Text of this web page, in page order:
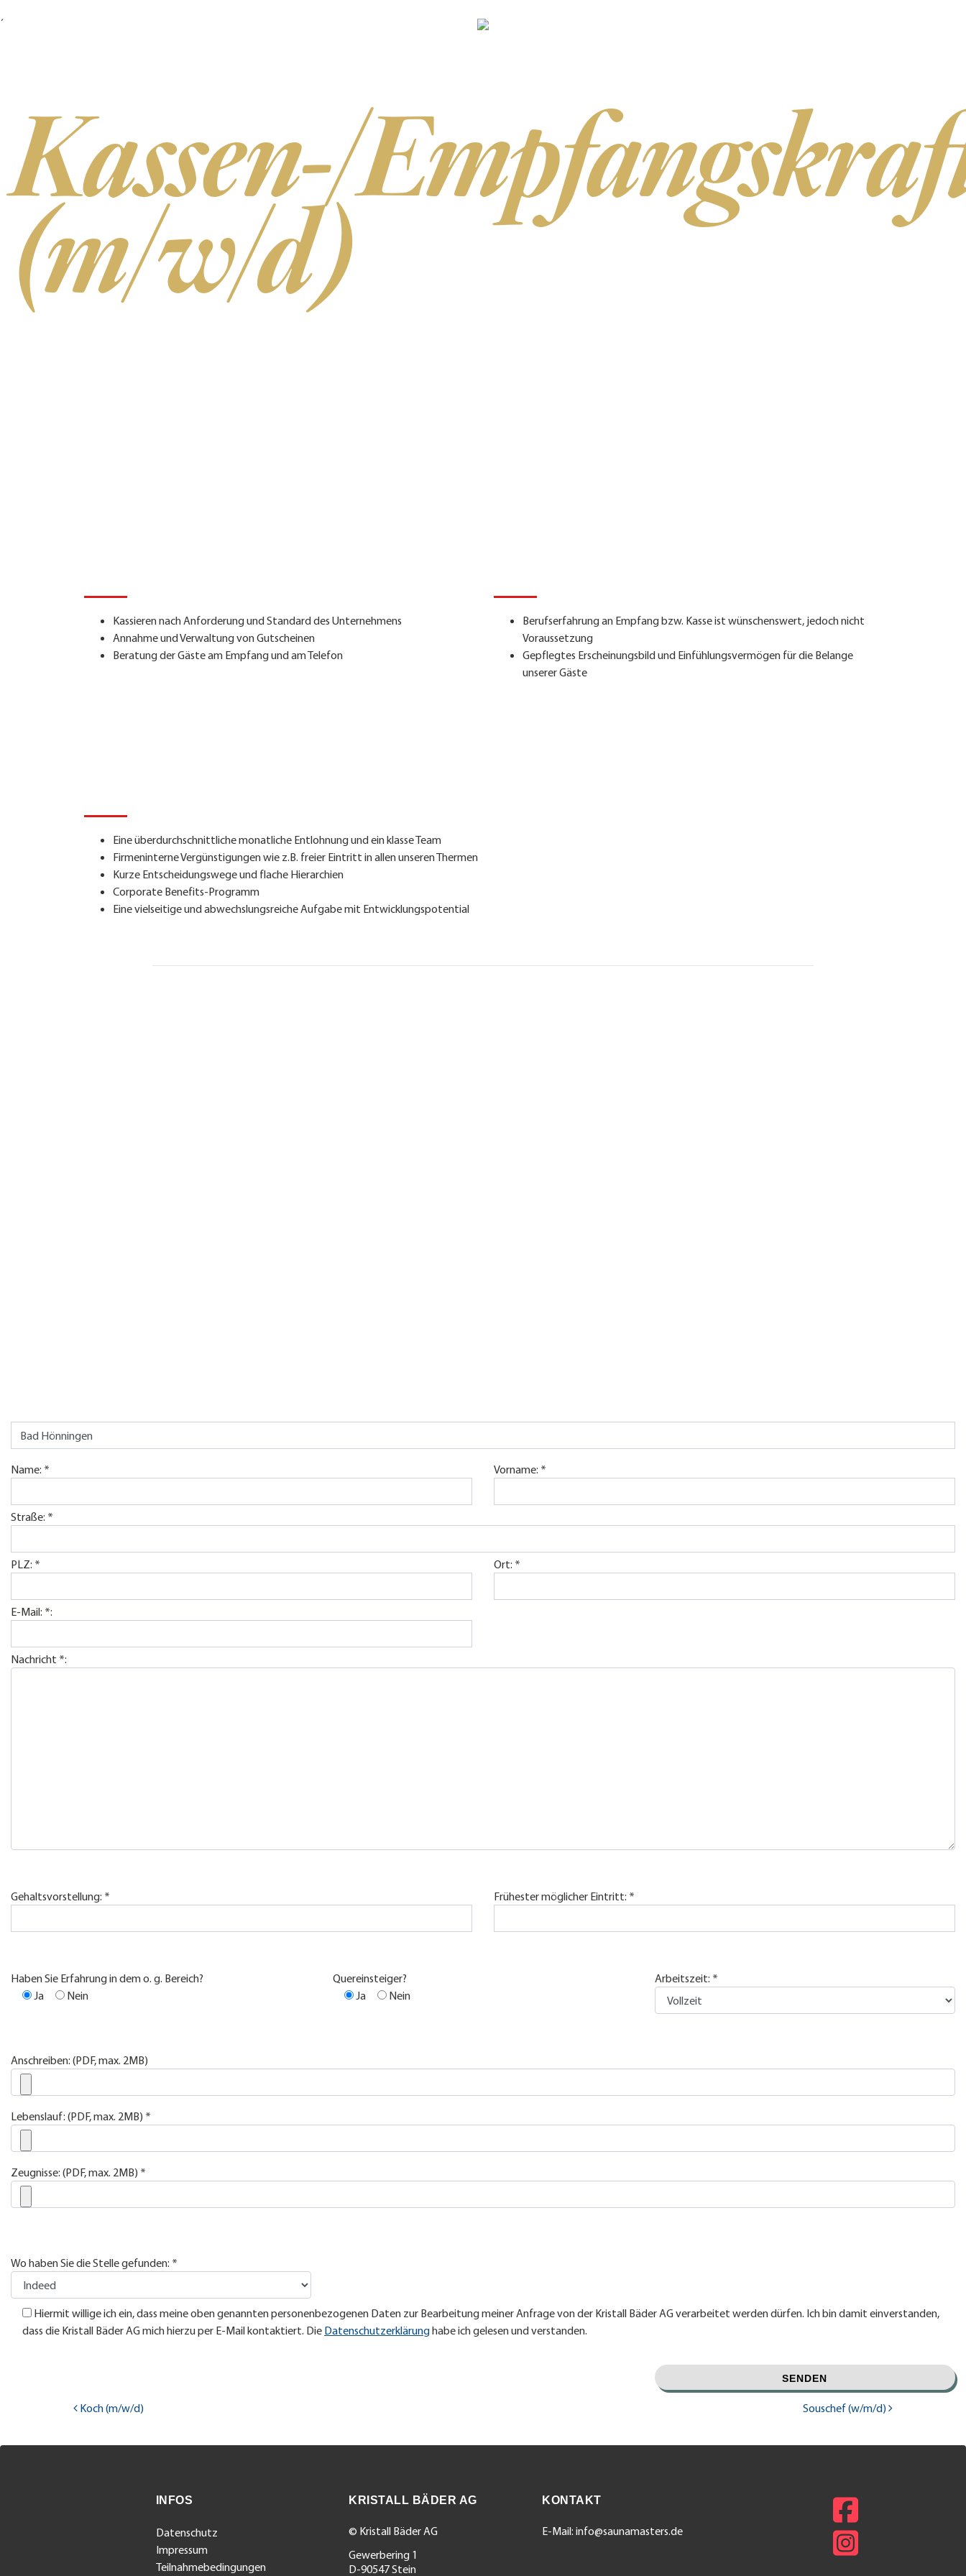
´
Kassen-/
(m/w/d)
Kassieren nach Anforderung und Standard des Unternehmens
Annahme und Verwaltung von Gutscheinen
Beratung der Gäste am Empfang und am Telefon
Berufserfahrung an Empfang bzw. Kasse ist wünschenswert, jedoch nicht
Voraussetzung
Gepflegtes Erscheinungsbild und Einfühlungsvermögen für die Belange
unserer Gäste
Eine überdurchschnittliche monatliche Entlohnung und ein klasse Team
Firmeninterne Vergünstigungen wie z.B. freier Eintritt in allen unseren Thermen
Kurze Entscheidungswege und flache Hierarchien
Corporate Benefits-Programm
Eine vielseitige und abwechslungsreiche Aufgabe mit Entwicklungspotential
Name: * Vorname: *
Straße: *
PLZ: * Ort: *
E-Mail: *:
Nachricht *:
Gehaltsvorstellung: * Frühester möglicher Eintritt: *
Haben Sie Erfahrung in dem o. g. Bereich?
Ja
Nein
Quereinsteiger?
Ja
Nein
Arbeitszeit: *
Anschreiben: (PDF, max. 2MB)
Lebenslauf: (PDF, max. 2MB) *
Zeugnisse: (PDF, max. 2MB) *
Wo haben Sie die Stelle gefunden: *
Hiermit willige ich ein, dass meine oben genannten personenbezogenen Daten zur Bearbeitung meiner Anfrage von der Kristall Bäder AG verarbeitet werden dürfen. Ich bin damit einverstanden,
dass die Kristall Bäder AG mich hierzu per E-Mail kontaktiert. Die Datenschutzerklärunghabe ich gelesen und verstanden.
Beitrags-Navigation
Koch (m/w/d) Souschef (w/m/d)
INFOS
Datenschutz
Impressum
Teilnahmebedingungen
KRISTALL BÄDER AG
© Kristall Bäder AG
Gewerbering 1
D-90547 Stein
KONTAKT
E-Mail:info@saunamasters.de